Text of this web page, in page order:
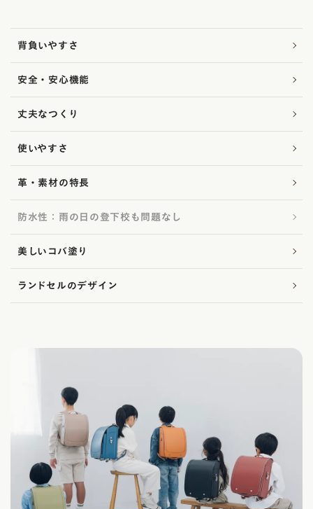
背負いやすさ
安全・安心機能
丈夫なつくり
使いやすさ
革・素材の特長
防水性：雨の日の登下校も問題なし
美しいコバ塗り
ランドセルのデザイン